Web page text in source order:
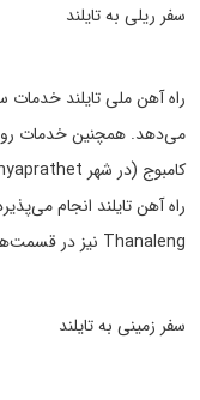
سفر ریلی به تایلند
راه آهن ملی تایلند خدمات
می‌دهد. همچنین خدمات
Thanaleng نیز در قسمت‌هایی متصل به یکدیگر هستند.
سفر زمینی به تایلند